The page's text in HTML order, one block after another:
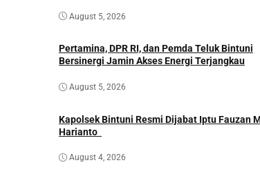
August 5, 2026
Pertamina, DPR RI, dan Pemda Teluk Bintuni
Bersinergi Jamin Akses Energi Terjangkau
August 5, 2026
Kapolsek Bintuni Resmi Dijabat Iptu Fauzan
August 4, 2026